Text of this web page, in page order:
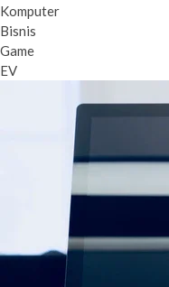
Komputer
Bisnis
Game
EV